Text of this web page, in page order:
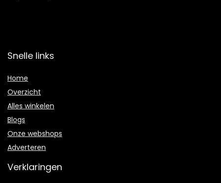
Snelle links
Home
Overzicht
Alles winkelen
Blogs
Onze webshops
Adverteren
Verklaringen